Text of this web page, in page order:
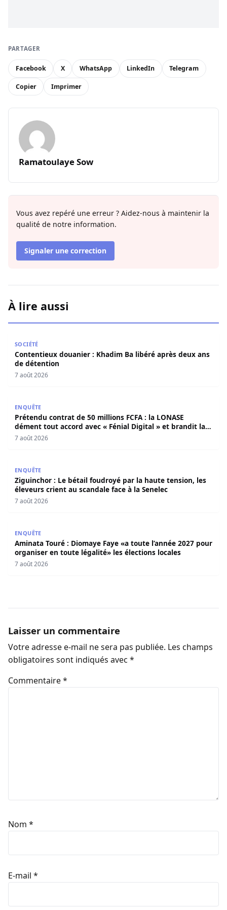
PARTAGER
Facebook X WhatsApp LinkedIn Telegram
Copier Imprimer
Ramatoulaye Sow
Vous avez repéré une erreur ? Aidez-nous à maintenir la
qualité de notre information.
Signaler une correction
À lire aussi
SOCIÉTÉ
Contentieux douanier : Khadim Ba libéré après deux ans
de détention
7 août 2026
ENQUÊTE
Prétendu contrat de 50 millions FCFA : la LONASE
dément tout accord avec « Fénial Digital » et brandit la
menace de poursuites
7 août 2026
ENQUÊTE
Ziguinchor : Le bétail foudroyé par la haute tension, les
éleveurs crient au scandale face à la Senelec
7 août 2026
ENQUÊTE
Aminata Touré : Diomaye Faye «a toute l’année 2027 pour
organiser en toute légalité» les élections locales
7 août 2026
Laisser un commentaire
Votre adresse e-mail ne sera pas publiée. Les champs
obligatoires sont indiqués avec *
Commentaire*
Nom *
E-mail *